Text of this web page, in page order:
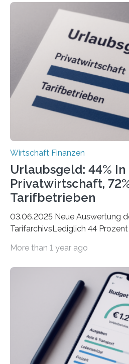
ist demnach Berlin. Betrachtet
der Freiberuflerinnen, so liegt
Berlin starteten in 2024 die
eigene freiberufliche Existenz,
Städte Hamburg, München
hingegen die
der freiberuflichen Gründungen
Wirtschaft Finanzen
Urlaubsgeld: 44%
Privatwirtschaft,
Tarifbetrieben
03.06.2025 Neue Auswertung
TarifarchivsLediglich 44
tarifgebundenen Betrieben ist
Unterkünfte fast überall
viele Beschäftigte ist deshalb
Juli ausgezahlte Urlaubsgeld
sich den wohlverdienten
können. Allerdings erhält mit 44
einmal die Hälfte aller
Privatwirtschaft Urlaubsgeld.
More than 1 year ago